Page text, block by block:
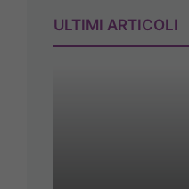
ULTIMI ARTICOLI